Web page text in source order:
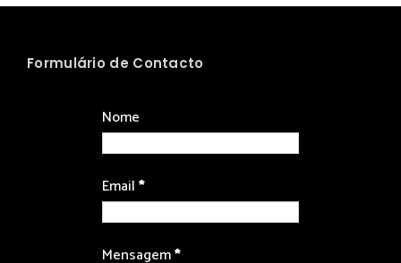
Formulário de Contacto
Nome
Email*
Mensagem*